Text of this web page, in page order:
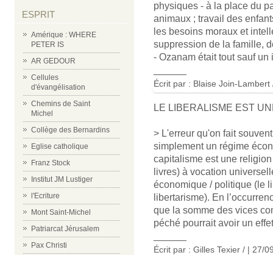
ESPRIT
Amérique : WHERE
PETER IS
AR GEDOUR
Cellules
d'évangélisation
Chemins de Saint
Michel
Collège des Bernardins
Eglise catholique
Franz Stock
Institut JM Lustiger
l'Ecriture
Mont Saint-Michel
Patriarcat Jérusalem
Pax Christi
physiques - à la place du
animaux ; travail des
les besoins moraux et
suppression de la famille,
- Ozanam était tout sauf un
Écrit par : Blaise Join-Lambert
LE LIBERALISME EST
> L'erreur qu'on fait
simplement un régime
capitalisme est une
livres) à vocation
économique / politique (le
libertarisme). En
que la somme des vices
péché pourrait avoir un
Écrit par : Gilles Texier / | 27/